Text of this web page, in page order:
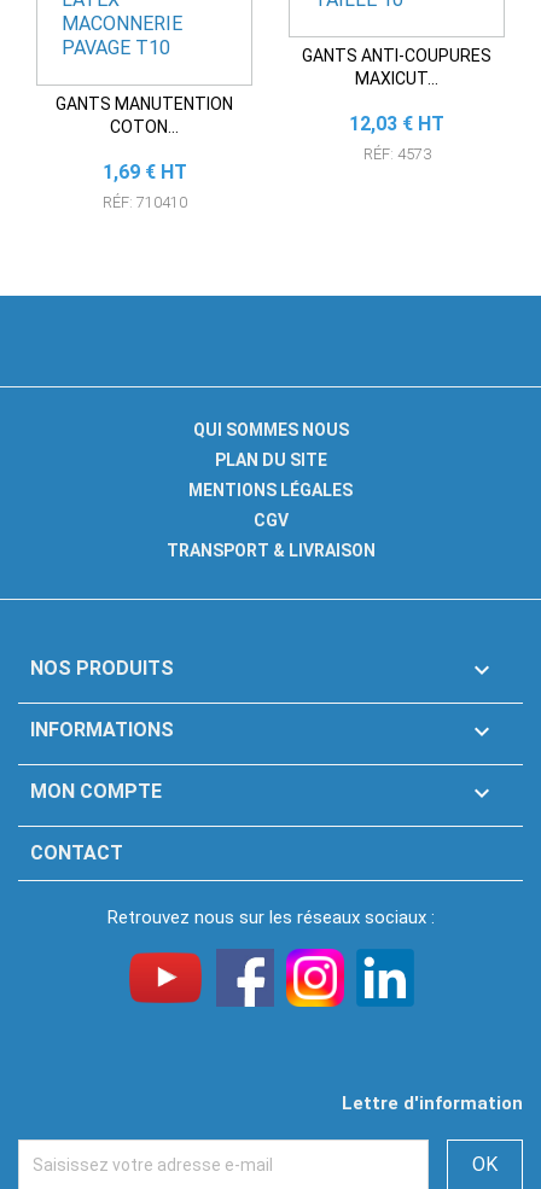
GANTS MANUTENTION
COTON...
Prix
1,69 € HT
RÉF: 710410
GANTS ANTI-COUPURES
MAXICUT...
Prix
12,03 € HT
RÉF: 4573
QUI SOMMES NOUS
PLAN DU SITE
MENTIONS LÉGALES
CGV
TRANSPORT & LIVRAISON
NOS PRODUITS 
INFORMATIONS 
MON COMPTE 
CONTACT
Retrouvez nous sur les réseaux sociaux :
Lettre d'information